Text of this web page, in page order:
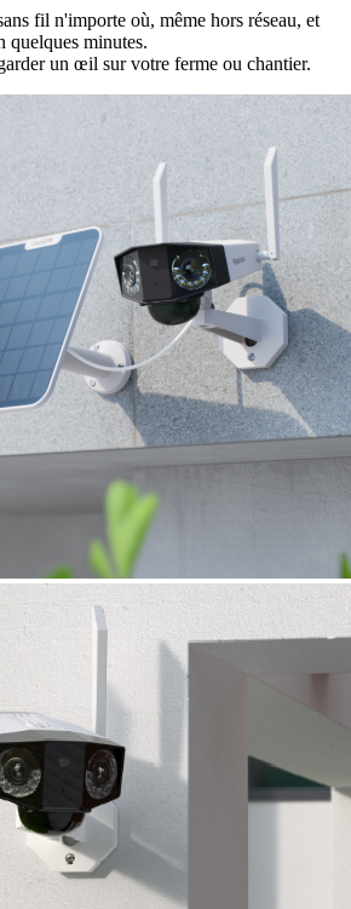
fil n'importe où, même hors réseau, et
quelques minutes.
un œil sur votre ferme ou chantier.